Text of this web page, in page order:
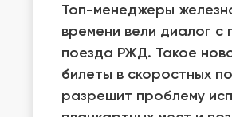
Топ-менеджеры
времени вели диалог с
поезда РЖД. Такое
билеты в скоростных
разрешит проблему